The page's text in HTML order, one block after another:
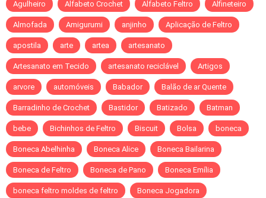
Agulheiro Alfabeto Crochet Alfabeto Feltro Alfineteiro
Almofada Amigurumi anjinho Aplicação de Feltro
apostila arte artea artesanato
Artesanato em Tecido artesanato reciclável Artigos
arvore automóveis Babador Balão de ar Quente
Barradinho de Crochet Bastidor Batizado Batman
bebe Bichinhos de Feltro Biscuit Bolsa boneca
Boneca Abelhinha Boneca Alice Boneca Bailarina
Boneca de Feltro Boneca de Pano Boneca Emília
boneca feltro moldes de feltro Boneca Jogadora